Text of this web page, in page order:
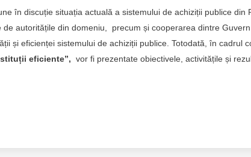
în discuție situația actuală a sistemului de achiziții publice din
autoritățile din domeniu, precum și cooperarea dintre
și eficienței sistemului de achiziții publice. Totodată, în cadrul
eficiente”, vor fi prezentate obiectivele, activitățile și